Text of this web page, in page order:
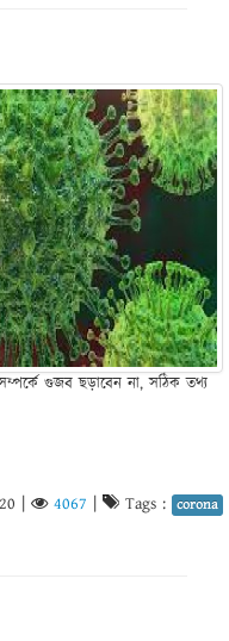
গুজব ছড়াবেন না, সঠিক তথ্য
| 4067 | Tags : corona